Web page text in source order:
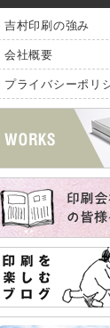
吉村印刷の強み
会社概要
プライバシーポリ